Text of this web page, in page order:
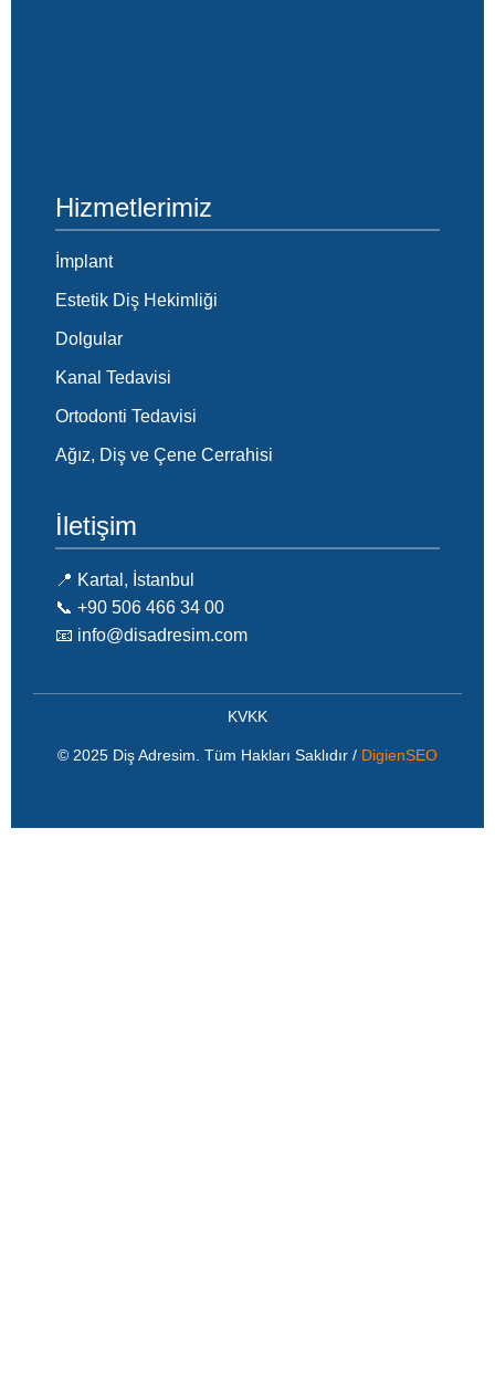
Hizmetlerimiz
İmplant
Estetik Diş Hekimliği
Dolgular
Kanal Tedavisi
Ortodonti Tedavisi
Ağız, Diş ve Çene Cerrahisi
İletişim
📍 Kartal, İstanbul
📞 ‪+90 506 466 34 00‬
📧 info@disadresim.com
KVKK
© 2025 Diş Adresim. Tüm Hakları Saklıdır / DigienSEO